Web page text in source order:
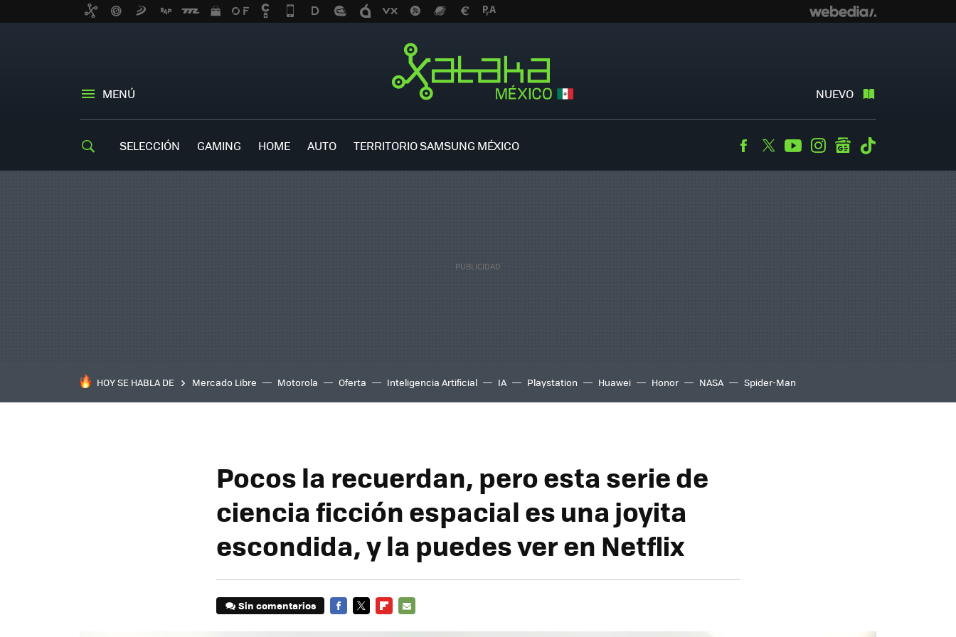
MENÚ NUEVO
SELECCIÓN GAMING HOME AUTO TERRITORIO SAMSUNG MÉXICO Facebook
TwitterYoutubeInstagramgooglenews
HOY SE HABLA DE Mercado Libre Motorola Oferta Inteligencia Artificial IA Playstation Huawei Honor NASA Spider-Man
Pocos la recuerdan, pero esta serie de
ciencia ficción espacial es una joyita
escondida, y la puedes ver en Netflix
Sin comentarios